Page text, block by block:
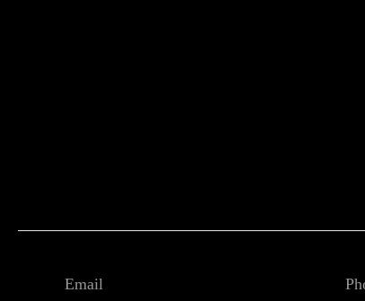
Email